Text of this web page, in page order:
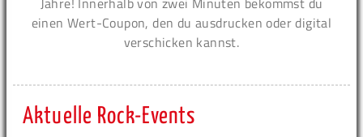
einen Wert-Coupon, den du ausdrucken oder digital
verschicken kannst.
Aktuelle Rock-Events